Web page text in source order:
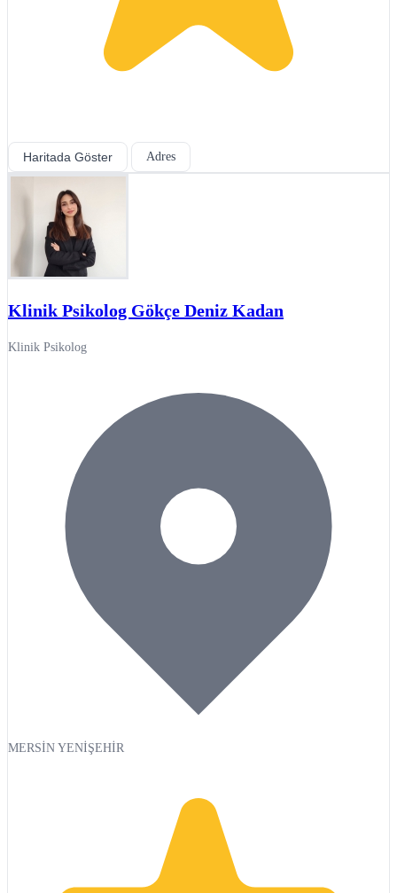
Haritada Göster Adres
Klinik Psikolog Gökçe Deniz Kadan
Klinik Psikolog
MERSİN YENİŞEHİR